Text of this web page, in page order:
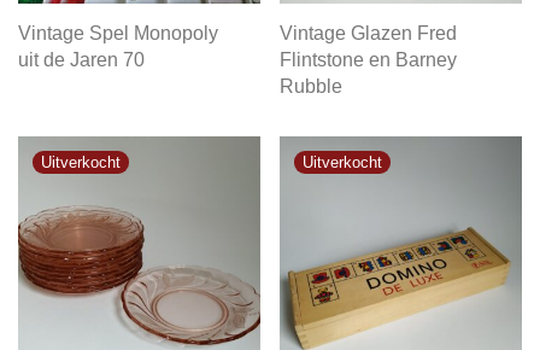
Vintage Spel Monopoly
uit de Jaren 70
Vintage Glazen Fred
Flintstone en Barney
Rubble